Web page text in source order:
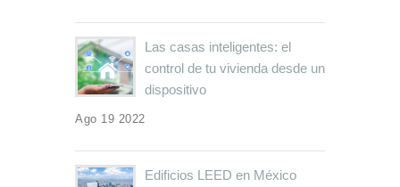
Las casas inteligentes: el
control de tu vivienda desde un
dispositivo
Ago 19 2022
Edificios LEED en México